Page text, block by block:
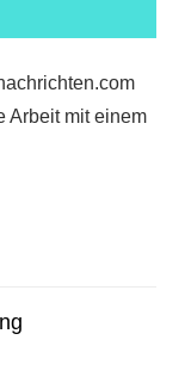
Arbeit mit einem